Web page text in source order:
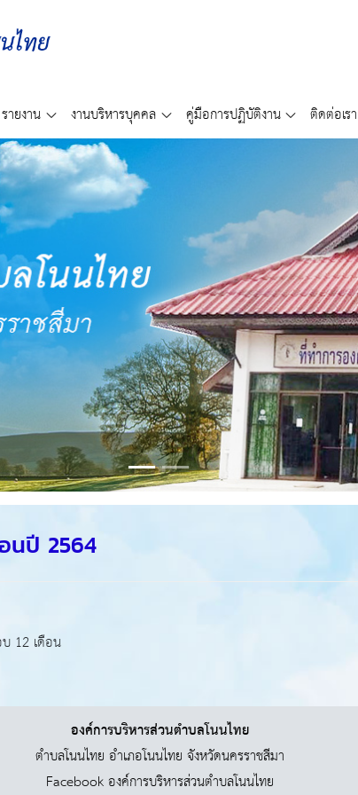
รายงาน งานบริหารบุคคล คู่มือการปฏิบัติงาน ติดต่อเรา
นปี 2564
12 เดือน
องค์การบริหารส่วนตำบลโนนไทย
ตำบลโนนไทย อำเภอโนนไทย จังหวัดนครราชสีมา
Facebook องค์การบริหารส่วนตำบลโนนไทย